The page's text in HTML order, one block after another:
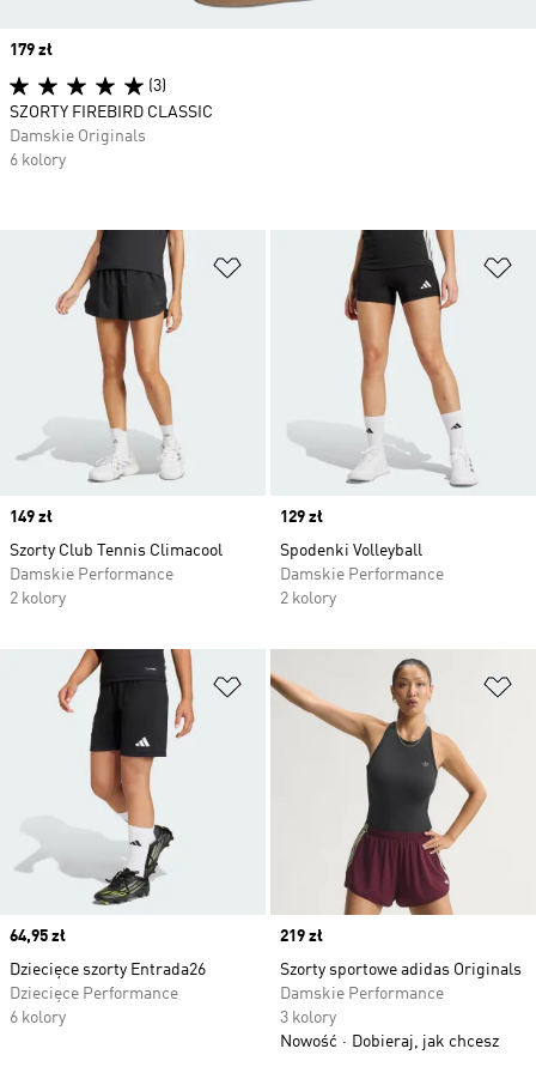
Dodaj do listy życzeń
Price
149 zł
Szorty Club Tennis Climacool
Damskie Performance
2 kolory
Price
129 zł
Spodenki Volleyball
Damskie Performance
2 kolory
Dodaj do listy życzeń
Price
64,95 zł
Dziecięce szorty Entrada26
Dziecięce Performance
6 kolory
Price
219 zł
Szorty sportowe adidas Originals
Damskie Performance
3 kolory
Nowość
Dobieraj, jak chcesz
Price
179 zł
(3)
SZORTY FIREBIRD CLASSIC
Damskie Originals
6 kolory